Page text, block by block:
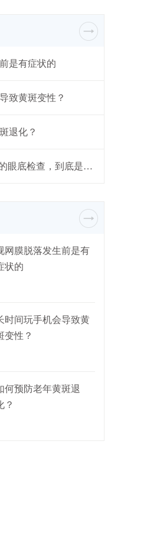
是有症状的
致黄斑变性？
退化？
航天员“摸黑”做的眼底检查，到底是什么？
网膜脱落发生前是有
状的
时间玩手机会导致黄
变性？
何预防老年黄斑退
？